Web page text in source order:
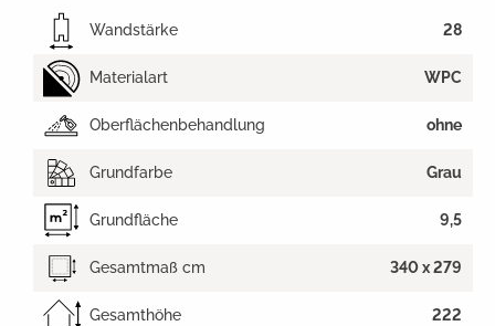
Wandstärke 28
Materialart WPC
Oberflächenbehandlung ohne
Grundfarbe Grau
Grundfläche 9,5
Gesamtmaß cm 340 x 279
Gesamthöhe 222